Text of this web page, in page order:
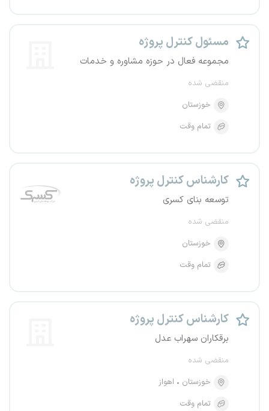
مسئول کنترل پروژه
مجموعه فعال در حوزه مشاوره و خدمات
منقضی شده
خوزستان
تمام وقت
کارشناس کنترل پروژه
توسعه بنای کسری
منقضی شده
خوزستان
تمام وقت
کارشناس کنترل پروژه
برقکاران سهراب عدل
منقضی شده
خوزستان
اهواز
تمام وقت